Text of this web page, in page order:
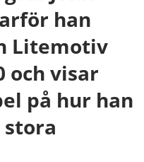
han
Litemotiv
och visar
på hur han